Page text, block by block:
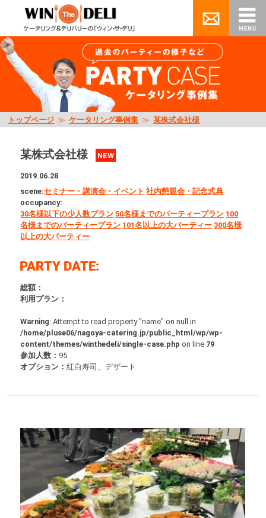
トップページ ≫ケータリング事例集 ≫某株式会社様
某株式会社様 NEW
2019.06.28
scene:セミナー・講演会・イベント 社内懇親会・記念式典
occupancy:
30名様以下の少人数プラン 50名様までのパーティープラン 100
名様までのパーティープラン 101名以上の大パーティー 300名様
以上の大パーティー
総額：
利用プラン：
Warning: Attempt to read property "name" on null in
/home/pluse06/nagoya-catering.jp/public_html/wp/wp-
content/themes/winthedeli/single-case.php on line 79
参加人数： 95
オプション：紅白寿司、デザート